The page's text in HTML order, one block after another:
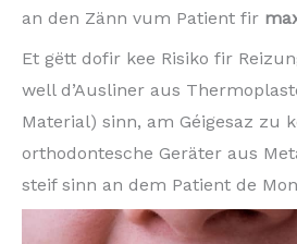
an den Zänn vum Patient fir
Et gëtt dofir kee Risiko fir
well d’Ausliner aus
Material) sinn, am Géigesaz zu
orthodontesche Geräter aus
steif sinn an dem Patient de